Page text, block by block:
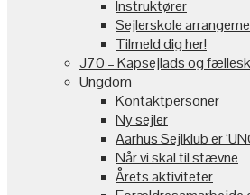
Instruktører
Sejlerskole
Tilmeld dig her!
J70 – Kapsejlads og
Ungdom
Kontaktpersoner
Ny sejler
Aarhus Sejlklub er
Når vi skal til stævne
Årets aktiviteter